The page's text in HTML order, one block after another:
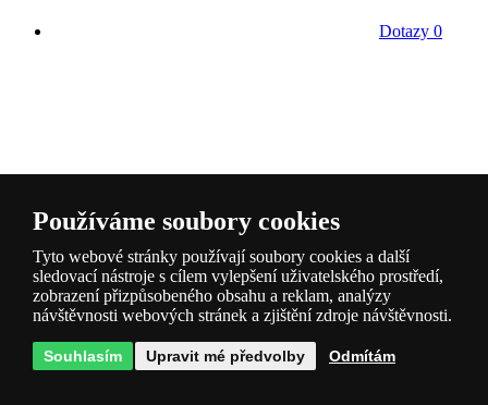
Dotazy 0
Kategorie
Používáme soubory cookies
Tyto webové stránky používají soubory cookies a další
sledovací nástroje s cílem vylepšení uživatelského prostředí,
zobrazení přizpůsobeného obsahu a reklam, analýzy
návštěvnosti webových stránek a zjištění zdroje návštěvnosti.
Souhlasím Upravit mé předvolby Odmítám